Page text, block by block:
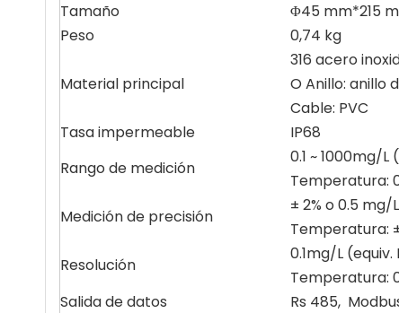
Tamaño
Φ45 mm*215
Peso
0,74 kg
Material principal
316 acero
O Anillo: anillo
Cable: PVC
Tasa impermeable
IP68
Rango de medición
0.1 ~ 1000mg/
Temperatura:
Medición de precisión
± 2% o 0.5
Temperatura:
Resolución
0.1mg/L (equiv.
Temperatura:
Salida de datos
Rs 485,